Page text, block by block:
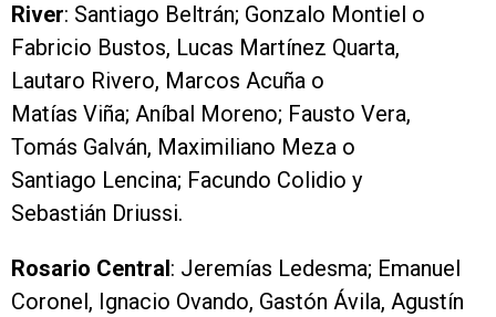
River: Santiago Beltrán; Gonzalo Montiel o
Fabricio Bustos, Lucas Martínez Quarta,
Lautaro Rivero, Marcos Acuña o
Matías Viña; Aníbal Moreno; Fausto Vera,
Tomás Galván, Maximiliano Meza o
Santiago Lencina; Facundo Colidio y
Sebastián Driussi.
Rosario Central: Jeremías Ledesma; Emanuel
Coronel, Ignacio Ovando, Gastón Ávila, Agustín